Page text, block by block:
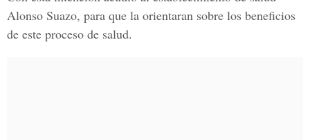
Alonso Suazo, para que la orientaran sobre los beneficios
de este proceso de salud.